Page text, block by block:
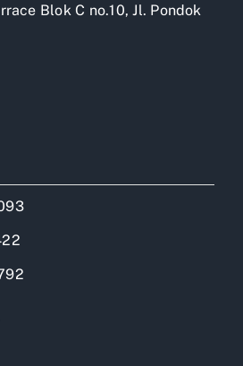
Blok C no.10, Jl. Pondok